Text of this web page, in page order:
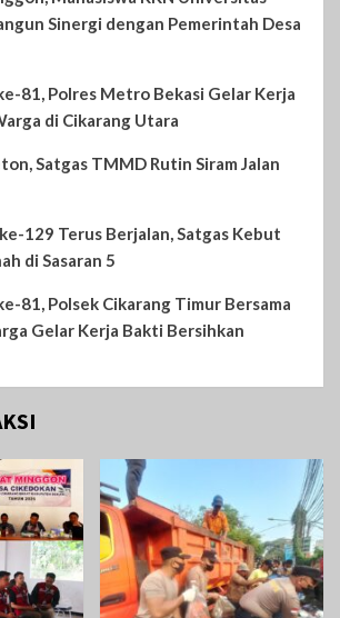
Sinergi dengan Pemerintah Desa
81, Polres Metro Bekasi Gelar Kerja
di Cikarang Utara
Satgas TMMD Rutin Siram Jalan
129 Terus Berjalan, Satgas Kebut
di Sasaran 5
81, Polsek Cikarang Timur Bersama
Gelar Kerja Bakti Bersihkan